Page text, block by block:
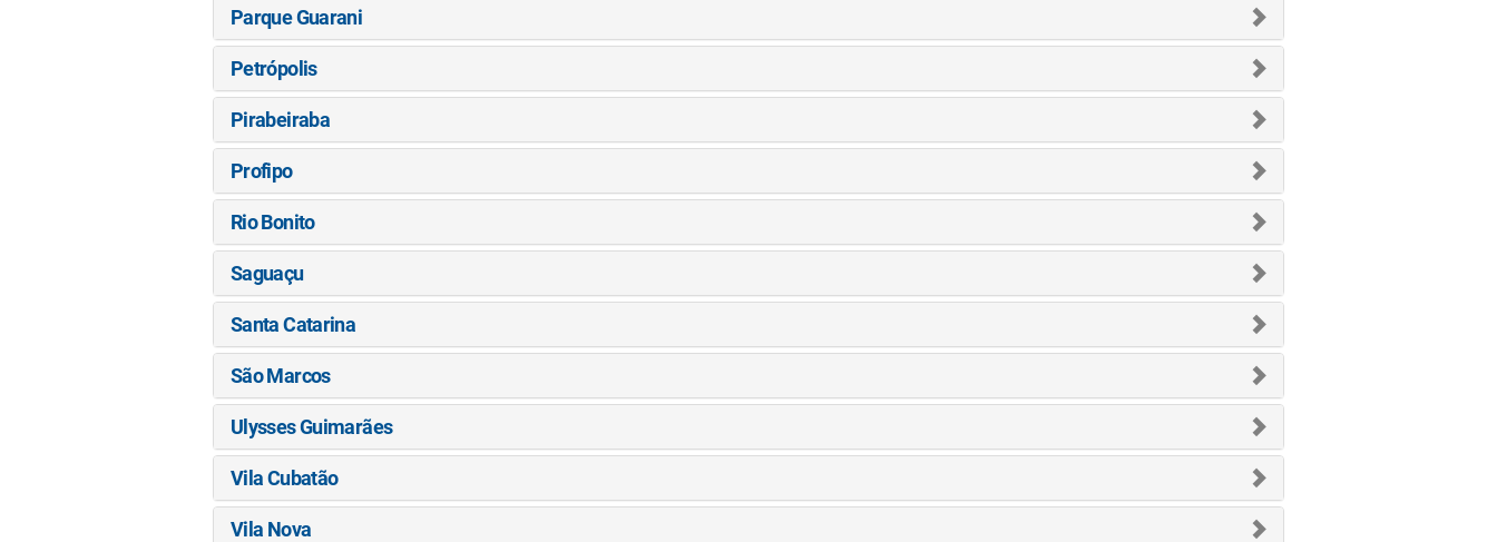
Parque Guarani
Petrópolis
Pirabeiraba
Profipo
Rio Bonito
Saguaçu
Santa Catarina
São Marcos
Ulysses Guimarães
Vila Cubatão
Vila Nova